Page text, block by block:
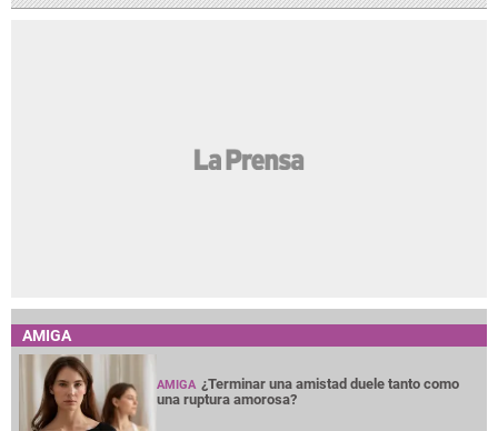
AMIGA
AMIGA ¿Terminar una amistad duele tanto como
una ruptura amorosa?